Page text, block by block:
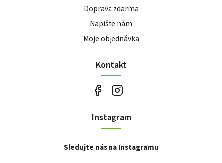
Doprava zdarma
Napište nám
Moje objednávka
Kontakt
Instagram
Sledujte nás na Instagramu